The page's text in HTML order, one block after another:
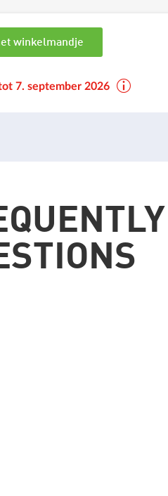
winkelmandje
7. september 2026